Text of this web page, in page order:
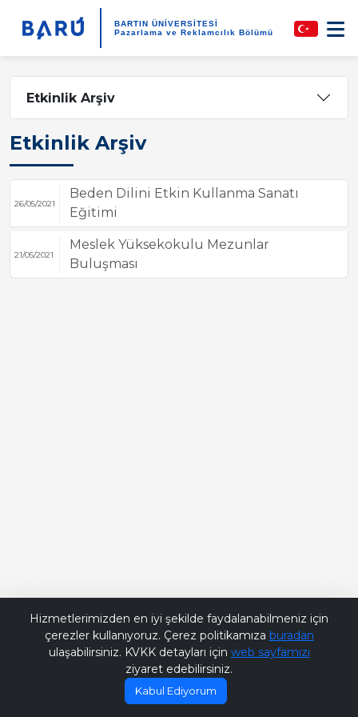
BARTIN ÜNİVERSİTESİ
Pazarlama ve Reklamcılık Bölümü
Etkinlik Arşiv
Etkinlik Arşiv
26/05/2021
Beden Dilini Etkin Kullanma Sanatı
Eğitimi
21/05/2021
Meslek Yüksekokulu Mezunlar
Buluşması
Hizmetlerimizden en iyi şekilde faydalanabilmeniz için
çerezler kullanıyoruz. Çerez politikamıza buradan
ulaşabilirsiniz. KVKK detayları için web sayfamızı
ziyaret edebilirsiniz.
Kabul Ediyorum
Bana Soru Sor | Ask Me